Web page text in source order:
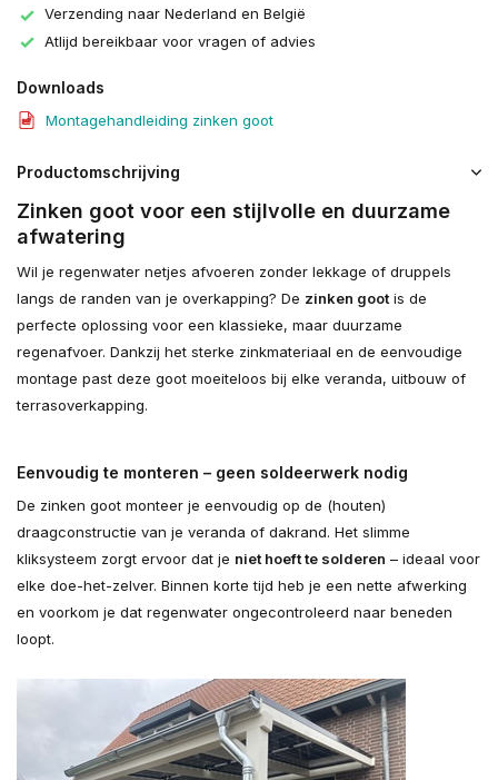
Verzending naar Nederland en België
Atlijd bereikbaar voor vragen of advies
Downloads
Montagehandleiding zinken goot
Productomschrijving
Zinken goot voor een stijlvolle en duurzame
afwatering
Wil je regenwater netjes afvoeren zonder lekkage of druppels
langs de randen van je overkapping? De zinken gootis de
perfecte oplossing voor een klassieke, maar duurzame
regenafvoer. Dankzij het sterke zinkmateriaal en de eenvoudige
montage past deze goot moeiteloos bij elke veranda, uitbouw of
terrasoverkapping.
Eenvoudig te monteren – geen soldeerwerk nodig
De zinken goot monteer je eenvoudig op de (houten)
draagconstructie van je veranda of dakrand. Het slimme
kliksysteem zorgt ervoor dat je niet hoeft te solderen – ideaal voor
elke doe-het-zelver. Binnen korte tijd heb je een nette afwerking
en voorkom je dat regenwater ongecontroleerd naar beneden
loopt.